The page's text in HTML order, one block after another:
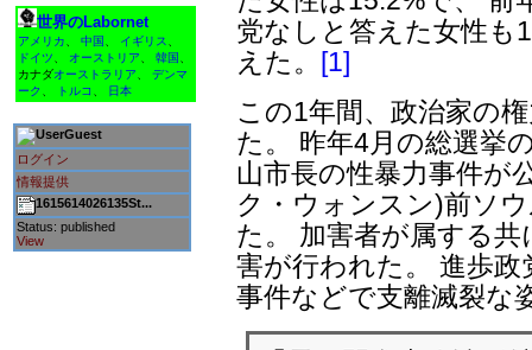
2.0」をご覧ください。
世界のLabornet
アメリカ、中国、イギリス、
ドイツ
、オーストリア
ーク、トルコ、日本
Guest
ログイン
情報提供
1615614026135St...
た女性は15.2%で、 前
党なしと答えた女性も
えた。[1]
この1年間、政治家の
た。 昨年4月の総選挙
山市長の性暴力事件が
ク・ウォンスン)前ソ
た。 加害者が属する
害が行われた。 進歩
事件などで支離滅裂な